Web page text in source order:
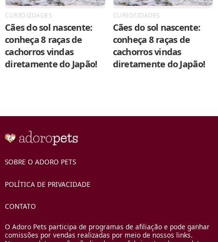
CURIOSIDADES
Cães do sol nascente:
conheça 8 raças de
cachorros vindas
diretamente do Japão!
CURIOSIDADES
Cães do sol nascente:
conheça 8 raças de
cachorros vindas
diretamente do Japão!
SOBRE O ADORO PETS
POLÍTICA DE PRIVACIDADE
CONTATO
O Adoro Pets participa de programas de afiliação e pode ganhar
comissões por vendas realizadas por meio de nossos links.